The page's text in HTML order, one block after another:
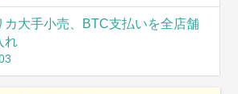
カ大手小売、BTC支払いを全店舗
れ